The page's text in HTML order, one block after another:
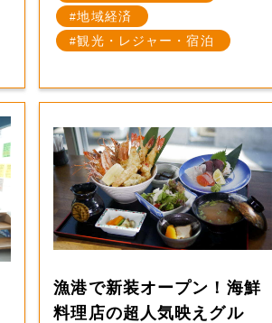
地域経済
観光・レジャー・宿泊
漁港で新装オープン！海鮮
料理店の超人気映えグル